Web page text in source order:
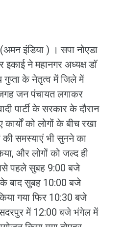
इंडिया ) । सपा नोएडा
इकाई ने महानगर अध्यक्ष डॉ
के नेतृत्व में जिले में
जन पंचायत लगाकर
पार्टी के सरकार के दौरान
कार्यों को लोगों के बीच रखा
की समस्याएं भी सुनने का
और लोगों को जल्द ही
पहले सुबह 9:00 बजे
बाद सुबह 10:00 बजे
गया फिर 10:30 बजे
में 12:00 बजे भंगेल में